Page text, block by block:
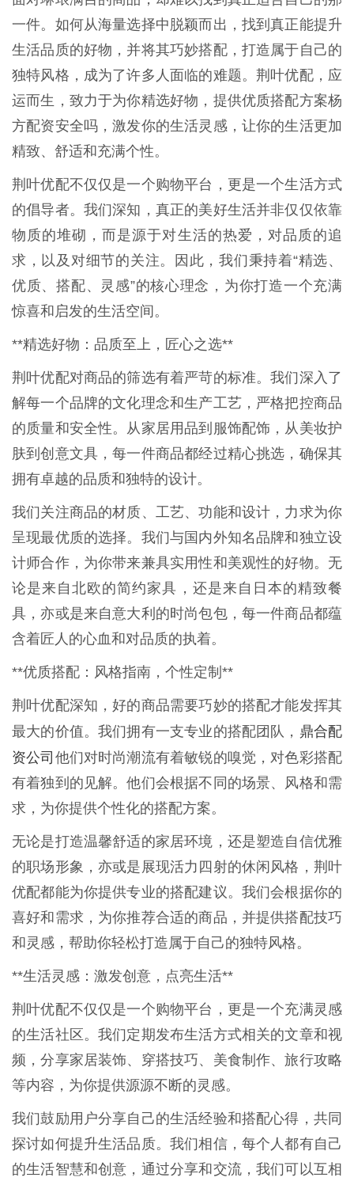
一件。如何从海量选择中脱颖而出，找到真正能提升
生活品质的好物，并将其巧妙搭配，打造属于自己的
独特风格，成为了许多人面临的难题。荆叶优配，应
运而生，致力于为你精选好物，提供优质搭配方案杨
方配资安全吗，激发你的生活灵感，让你的生活更加
精致、舒适和充满个性。
荆叶优配不仅仅是一个购物平台，更是一个生活方式
的倡导者。我们深知，真正的美好生活并非仅仅依靠
物质的堆砌，而是源于对生活的热爱，对品质的追
求，以及对细节的关注。因此，我们秉持着“精选、
优质、搭配、灵感”的核心理念，为你打造一个充满
惊喜和启发的生活空间。
**精选好物：品质至上，匠心之选**
荆叶优配对商品的筛选有着严苛的标准。我们深入了
解每一个品牌的文化理念和生产工艺，严格把控商品
的质量和安全性。从家居用品到服饰配饰，从美妆护
肤到创意文具，每一件商品都经过精心挑选，确保其
拥有卓越的品质和独特的设计。
我们关注商品的材质、工艺、功能和设计，力求为你
呈现最优质的选择。我们与国内外知名品牌和独立设
计师合作，为你带来兼具实用性和美观性的好物。无
论是来自北欧的简约家具，还是来自日本的精致餐
具，亦或是来自意大利的时尚包包，每一件商品都蕴
含着匠人的心血和对品质的执着。
**优质搭配：风格指南，个性定制**
荆叶优配深知，好的商品需要巧妙的搭配才能发挥其
最大的价值。我们拥有一支专业的搭配团队， 鼎合配
资公司 他们对时尚潮流有着敏锐的嗅觉，对色彩搭配
有着独到的见解。他们会根据不同的场景、风格和需
求，为你提供个性化的搭配方案。
无论是打造温馨舒适的家居环境，还是塑造自信优雅
的职场形象，亦或是展现活力四射的休闲风格，荆叶
优配都能为你提供专业的搭配建议。我们会根据你的
喜好和需求，为你推荐合适的商品，并提供搭配技巧
和灵感，帮助你轻松打造属于自己的独特风格。
**生活灵感：激发创意，点亮生活**
荆叶优配不仅仅是一个购物平台，更是一个充满灵感
的生活社区。我们定期发布生活方式相关的文章和视
频，分享家居装饰、穿搭技巧、美食制作、旅行攻略
等内容，为你提供源源不断的灵感。
我们鼓励用户分享自己的生活经验和搭配心得，共同
探讨如何提升生活品质。我们相信，每个人都有自己
的生活智慧和创意，通过分享和交流，我们可以互相